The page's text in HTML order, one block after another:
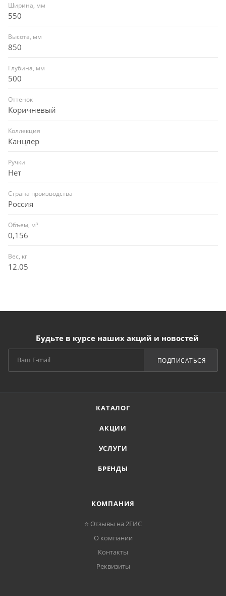
Ширина, мм
550
Высота, мм
850
Глубина, мм
500
Оттенок
Коричневый
Коллекция
Канцлер
Ручки
Нет
Страна производства
Россия
Объем, м³
0,156
Вес, кг
12.05
Будьте в курсе наших акций и новостей
ПОДПИСАТЬСЯ
КАТАЛОГ
АКЦИИ
УСЛУГИ
БРЕНДЫ
КОМПАНИЯ
⭐ Отзывы на 2ГИС
О компании
Контакты
Реквизиты